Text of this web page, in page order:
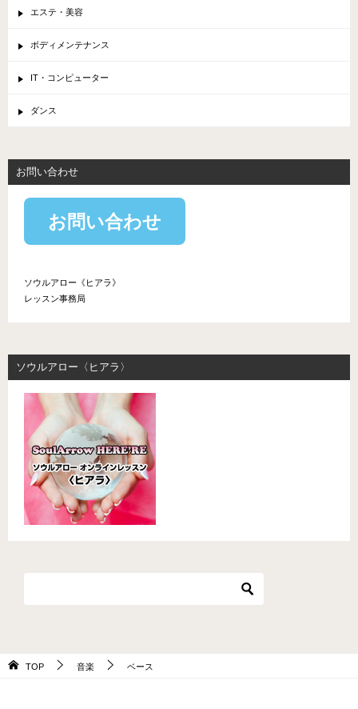
エステ・美容
ボディメンテナンス
IT・コンピューター
ダンス
お問い合わせ
お問い合わせ
ソウルアロー《ヒアラ》
レッスン事務局
ソウルアロー〈ヒアラ〉
TOP 音楽 ベース